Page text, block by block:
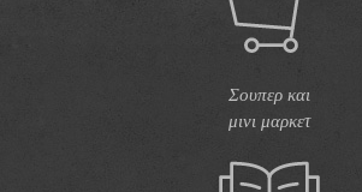
Σουπερ και
μινι μαρκετ